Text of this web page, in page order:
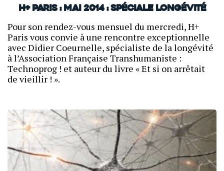
H+ Paris : mai 2014 : Spéciale longévité
Pour son rendez-vous mensuel du mercredi, H+
Paris vous convie à une rencontre exceptionnelle
avec Didier Coeurnelle, spécialiste de la longévité
à l’Association Française Transhumaniste :
Technoprog ! et auteur du livre « Et si on arrêtait
de vieillir ! ».